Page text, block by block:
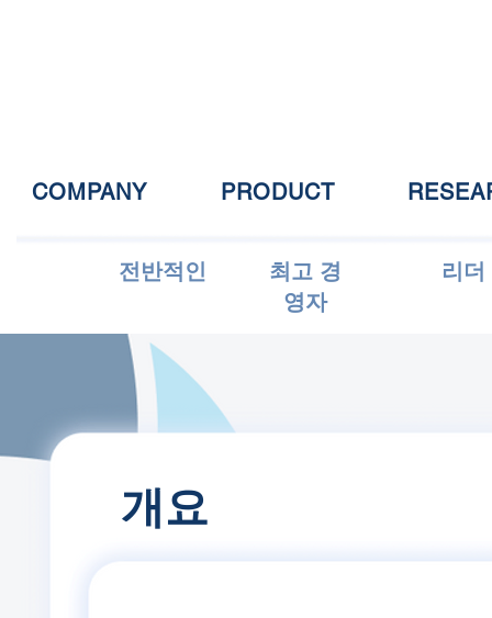
COMPANY PRODUCT
전반적인
최고 경
영자
리더
​개요